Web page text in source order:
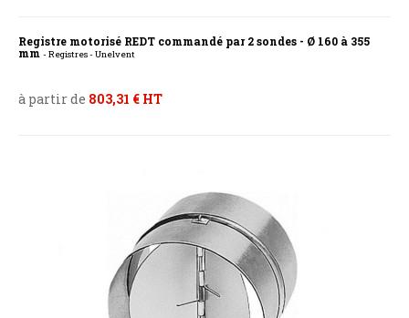
Registre motorisé REDT commandé par 2 sondes - Ø 160 à 355
mm - Registres - Unelvent
à partir de 803,31 € HT